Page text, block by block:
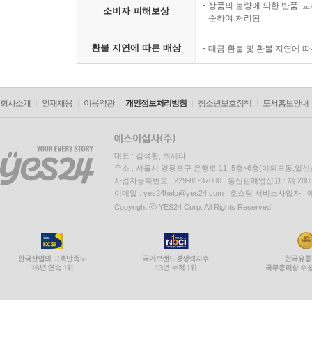
소비자 피해보상
상품의 불량에 의한 반품,
준하여 처리됨
환불 지연에 따른 배상 대금 환불 및 환불 지연에
회사소개 인재채용 이용약관 개인정보처리방침 청소년보호정책 도서홍보안내
대표 : 김석환, 최세라
주소 : 서울시 영등포구 은행로 11, 5층~6층(여의도동,일신
사업자등록번호 : 229-81-37000 통신판매업신고 : 제
이메일 : yes24help@yes24.com 호스팅 서비스사업자 :
Copyright ⓒ YES24 Corp. All Rights Reserved.